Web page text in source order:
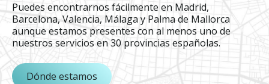
Puedes encontrarnos fácilmente en Madrid,
Barcelona, Valencia, Málaga y Palma de Mallorca
aunque estamos presentes con al menos uno de
nuestros servicios en 30 provincias españolas.
Dónde estamos